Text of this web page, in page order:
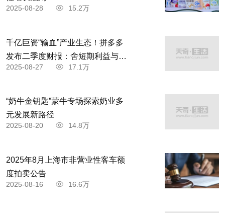
2025-08-28 15.2万
千亿巨资“输血”产业生态！拼多多
发布二季度财报：舍短期利益与商
家共赴高质量发展
2025-08-27 17.1万
“奶牛金钥匙”蒙牛专场探索奶业多
元发展新路径
2025-08-20 14.8万
2025年8月上海市非营业性客车额
度拍卖公告
2025-08-16 16.6万